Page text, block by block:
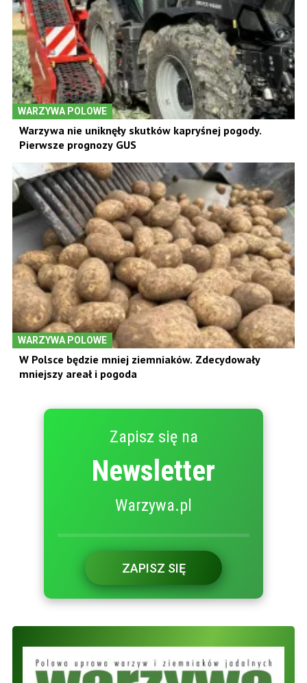
WARZYWA POLOWE
Warzywa nie uniknęły skutków kapryśnej pogody.
Pierwsze prognozy GUS
WARZYWA POLOWE
W Polsce będzie mniej ziemniaków. Zdecydowały
mniejszy areał i pogoda
Zapisz się na
Newsletter
Warzywa.pl
ZAPISZ SIĘ